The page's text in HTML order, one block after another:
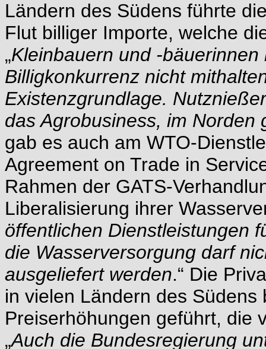
Ländern des Südens führte
Flut billiger Importe, welche
„Kleinbauern und -
Billigkonkurrenz nicht
Existenzgrundlage.
das Agrobusiness, im Norden
gab es auch am WTO-
Agreement on Trade in
Rahmen der GATS-
Liberalisierung ihrer
öffentlichen Dienstleistungen
die Wasserversorgung darf
ausgeliefert werden.“ Die
in vielen Ländern des Südens
Preiserhöhungen geführt, die
„Auch die Bundesregierung